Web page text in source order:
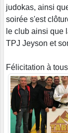
judokas, ainsi
soirée s'est
le club ainsi que
TPJ Jeyson et
Félicitation à